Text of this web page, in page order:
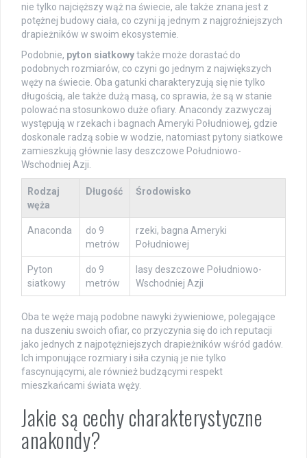
nie tylko najcięższy wąż na świecie, ale także znana jest z
potężnej budowy ciała, co czyni ją jednym z najgroźniejszych
drapieżników w swoim ekosystemie.
Podobnie, pyton siatkowytakże może dorastać do
podobnych rozmiarów, co czyni go jednym z największych
węży na świecie. Oba gatunki charakteryzują się nie tylko
długością, ale także dużą masą, co sprawia, że są w stanie
polować na stosunkowo duże ofiary. Anacondy zazwyczaj
występują w rzekach i bagnach Ameryki Południowej, gdzie
doskonale radzą sobie w wodzie, natomiast pytony siatkowe
zamieszkują głównie lasy deszczowe Południowo-
Wschodniej Azji.
Rodzaj
węża
Długość Środowisko
Anaconda
do 9
metrów
rzeki, bagna Ameryki
Południowej
Pyton
siatkowy
do 9
metrów
lasy deszczowe Południowo-
Wschodniej Azji
Oba te węże mają podobne nawyki żywieniowe, polegające
na duszeniu swoich ofiar, co przyczynia się do ich reputacji
jako jednych z najpotężniejszych drapieżników wśród gadów.
Ich imponujące rozmiary i siła czynią je nie tylko
fascynującymi, ale również budzącymi respekt
mieszkańcami świata węży.
Jakie są cechy charakterystyczne
anakondy?